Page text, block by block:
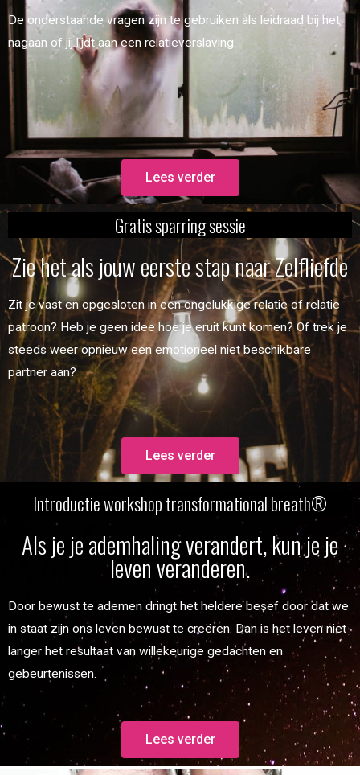
De onderstaande vragen zijn te gebruiken als leidraad bij het
nagaan of jij lijdt aan een relatieverslaving.
Lees verder
Gratis sparring sessie
Zie het als jouw eerste stap naar Zelfliefde
Zit je vast en opgesloten in een ongelukkige relatie of relatie
patroon? Heb je geen idee hoe je eruit kunt komen? Of trek je
steeds weer opnieuw een emotioneel niet beschikbare
partner aan?
Lees verder
Introductie workshop transformational breath®
Als je je ademhaling verandert, kun je je
leven veranderen.
Door bewust te ademen dringt het heldere besef door dat we
in staat zijn ons leven bewust te creëren. Dan is het leven niet
langer het resultaat van willekeurige gedachten en
gebeurtenissen.
Lees verder